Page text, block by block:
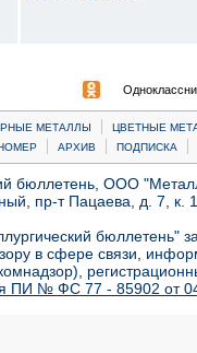
МЕТАЛЛЫ |
ЦВЕТНЫЕ
| АРХИВ | ПОДПИСКА |
бюллетень, ООО
пр-т Пацаева, д. 7,
бюллетень"
в сфере связи,
ПИ № ФС 77 - 85902 от 04